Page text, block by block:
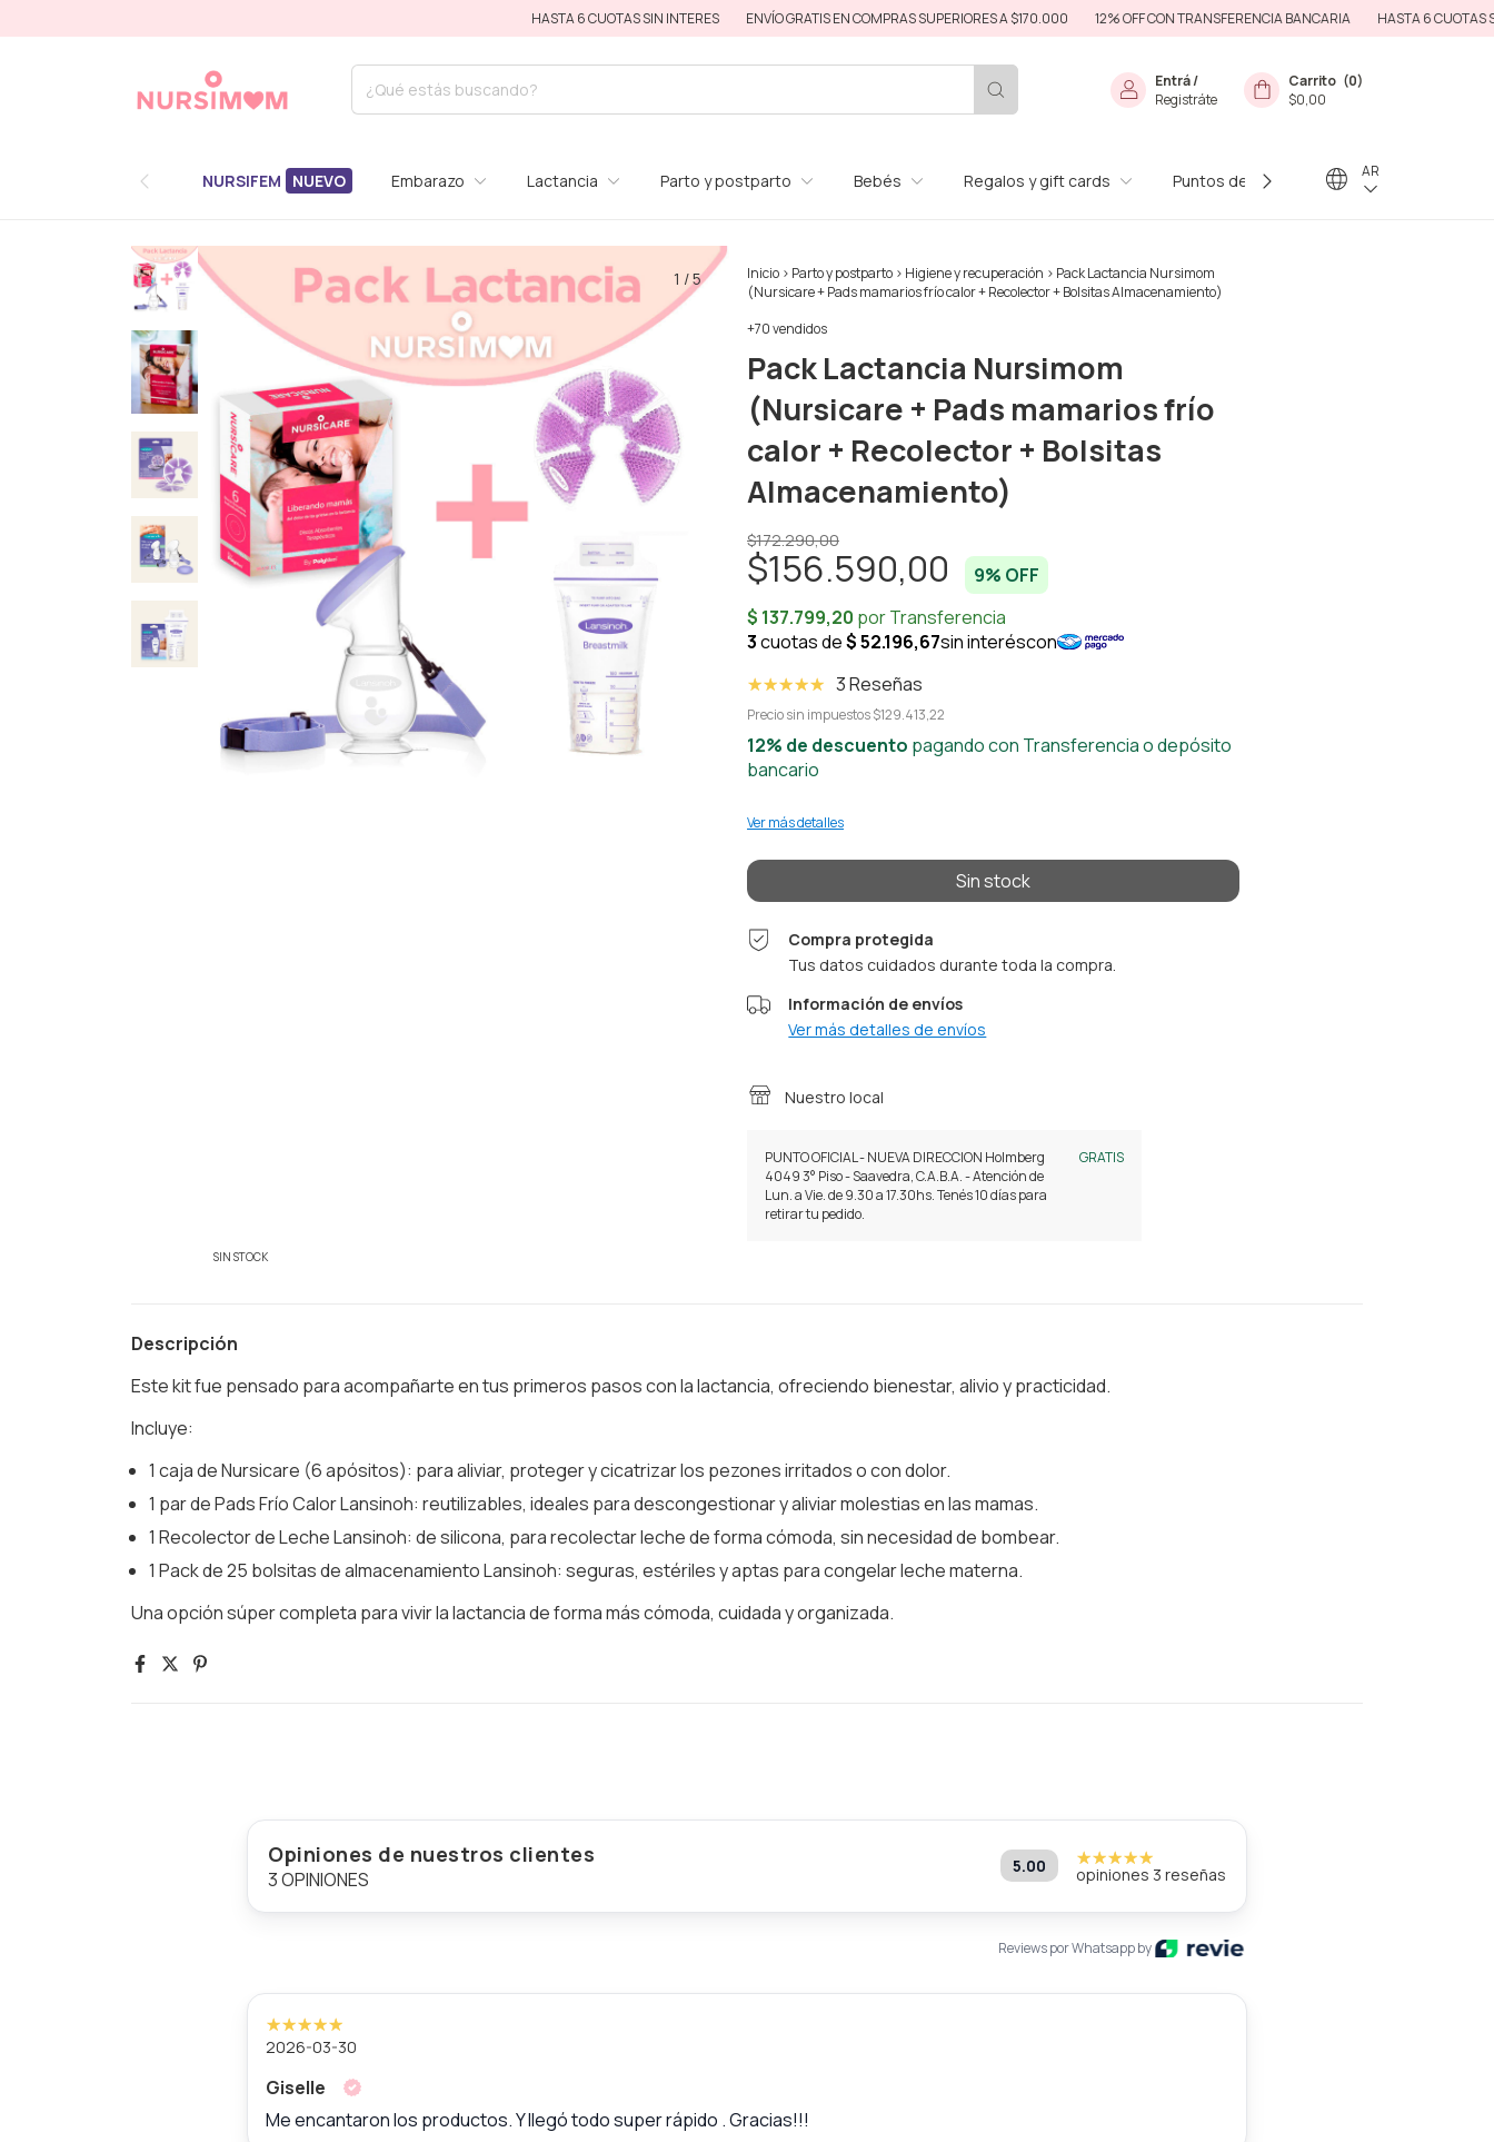
HASTA 6 CUOTAS SIN INTERES ENVÍO GRATIS EN COMPRAS SUPERIORES A $170.000 12% OFF CON TRANSFERENCIA BANCARIA HASTA 6 CUOTAS SIN
Entrá/
Registráte
Carrito (0)
$0,00
NURSIFEM Embarazo Lactancia Parto y postparto Bebés Regalos y gift cards Puntos de Venta Preguntas
AR
SIN STOCK
1 /5 Inicio > Parto y postparto > Higiene y recuperación > Pack Lactancia Nursimom
(Nursicare + Pads mamarios frío calor + Recolector + Bolsitas Almacenamiento)
+70 vendidos
Pack Lactancia Nursimom
(Nursicare + Pads mamarios frío
calor + Recolector + Bolsitas
Almacenamiento)
$172.290,00
$156.590,00 9% OFF
3 Reseñas
Precio sin impuestos$129.413,22
12% de descuento pagando con Transferencia o depósito
bancario
Ver más detalles
Compra protegida
Tus datos cuidados durante toda la compra.
Información de envíos
Ver más detalles de envíos
Nuestro local
PUNTO OFICIAL - NUEVA DIRECCION Holmberg
4049 3° Piso - Saavedra, C.A.B.A. - Atención de
Lun. a Vie. de 9.30 a 17.30hs. Tenés 10 días para
retirar tu pedido.
GRATIS
Descripción
Este kit fue pensado para acompañarte en tus primeros pasos con la lactancia, ofreciendo bienestar, alivio y practicidad.
Incluye:
1 caja de Nursicare (6 apósitos): para aliviar, proteger y cicatrizar los pezones irritados o con dolor.
1 par de Pads Frío Calor Lansinoh: reutilizables, ideales para descongestionar y aliviar molestias en las mamas.
1 Recolector de Leche Lansinoh: de silicona, para recolectar leche de forma cómoda, sin necesidad de bombear.
1 Pack de 25 bolsitas de almacenamiento Lansinoh: seguras, estériles y aptas para congelar leche materna.
Una opción súper completa para vivir la lactancia de forma más cómoda, cuidada y organizada.
Opiniones de nuestros clientes
3 OPINIONES
5.00 opiniones 3 reseñas
Reviews por Whatsapp by
2026-03-30
Giselle
Me encantaron los productos. Y llegó todo super rápido . Gracias!!!